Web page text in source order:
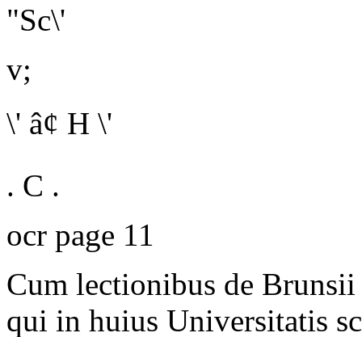
"Sc\'
v;
\' â¢ H \'
. C .
ocr page 11
Cum lectionibus de
qui in huius Universitatis